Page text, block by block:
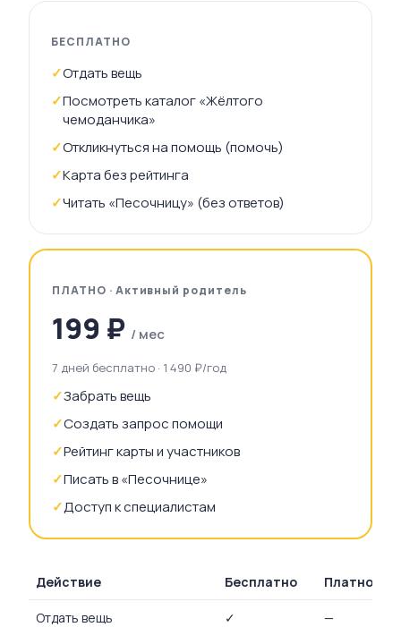
БЕСПЛАТНО
✓Отдать вещь
✓Посмотреть каталог «Жёлтого
чемоданчика»
✓Откликнуться на помощь (помочь)
✓Карта без рейтинга
✓Читать «Песочницу» (без ответов)
ПЛАТНО · Активный родитель
199 ₽ /мес
7 дней бесплатно · 1 490 ₽/год
✓Забрать вещь
✓Создать запрос помощи
✓Рейтинг карты и участников
✓Писать в «Песочнице»
✓Доступ к специалистам
Действие Бесплатно Платно
Отдать вещь ✓ —